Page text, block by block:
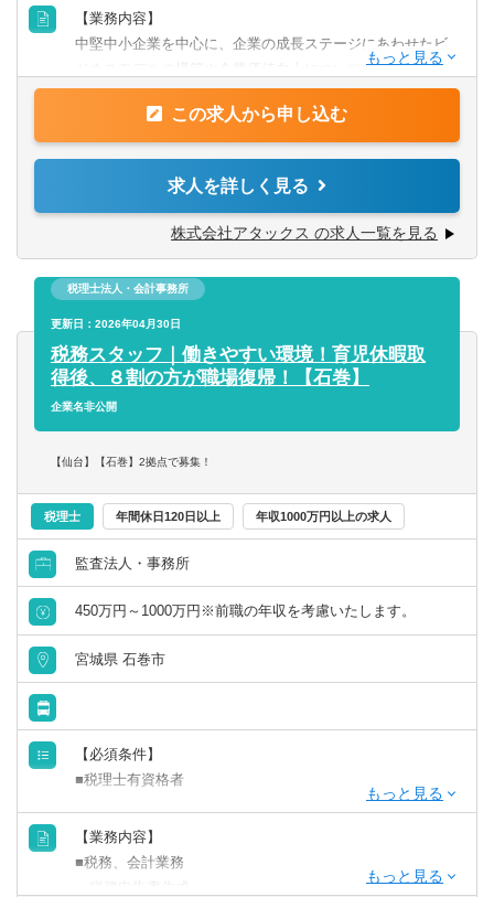
■個人資産家から超富裕層まで様々な相続税申告を経験する
ことが可能です。
■中堅中小企業オーナーの案件が7割を占めますが、総資産
数億円規模～数百億円規模の超富裕層、上場企業創業家ク
ラスのクライアントまで幅広く対応しています。
勤務制度や、時短勤務・時差出勤・フレックス・テレワー
ク（在宅勤務）など、柔軟な働き方と多様なキャリア形成
を実現しています。
作）
■日商簿記2級相当の会計知識
■コンサル業界、監査法人、会計事務所、金融機関経験者、
事業会社の経営企画経験者、歓迎いたします
■公認会計士
■中小企業診断士
■税理士
■日商簿記検定１級
【業務内容】
中堅中小企業を中心に、企業の成長ステージにあわせたビ
ジネスモデルの構築や企業価値向上についての支援を行う
のが、同社のビジネス・コンサルティング部門です。
【具体的には】
■企業再編支援・企業再生支援
■Ｍ＆Ａ／ＭＢＯ（FA業務、デューデリジェンス）支援
■経営計画策定支援・業績管理制度構築
■経営顧問業務
【同社の特徴】
課題提起や計画策定で終わらず、お客様の成果創出にコミ
ットするため、伴走支援を行っております。
この求人から申し込む
求人を詳しく見る
株式会社アタックス の求人一覧を見る
税理士法人・会計事務所
更新日：2026年04月30日
税務スタッフ｜働きやすい環境！育児休暇取
得後、８割の方が職場復帰！【石巻】
企業名非公開
【仙台】【石巻】2拠点で募集！
税理士 年間休日120日以上 年収1000万円以上の求人
監査法人・事務所
450万円～1000万円※前職の年収を考慮いたします。
宮城県 石巻市
【必須条件】
■税理士有資格者
【求める人物像】
■組織づくりに一役担う気概のある方
■質実剛健にプロフェッショナルの使命感を持って業務に取
【業務内容】
■税務、会計業務